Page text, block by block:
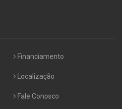
Financiamento
Localização
Fale Conosco